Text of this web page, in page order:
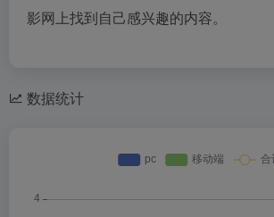
影网上找到自己感兴趣的内容。
数据统计